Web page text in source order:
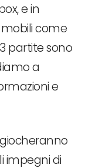
e in
come
partite sono
a
e
impegni di